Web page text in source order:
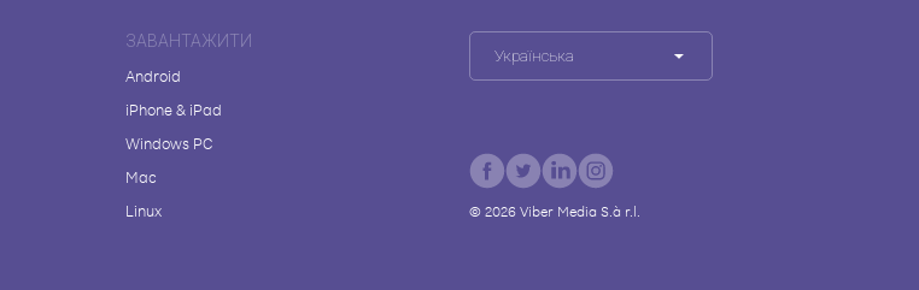
ЗАВАНТАЖИТИ
Android
iPhone & iPad
Windows PC
Mac
Linux
Українська
© 2026 Viber Media S.à r.l.